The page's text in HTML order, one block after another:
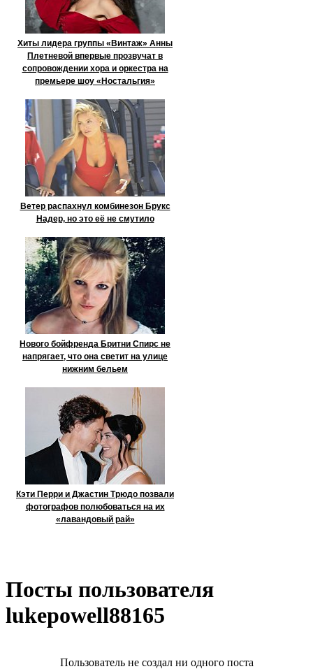
Хиты лидера группы «Винтаж» Анны
Плетневой впервые прозвучат в
сопровождении хора и оркестра на
премьере шоу «Ностальгия»
Ветер распахнул комбинезон Брукс
Надер, но это её не смутило
Нового бойфренда Бритни Спирс не
напрягает, что она светит на улице
нижним бельем
Кэти Перри и Джастин Трюдо позвали
фотографов полюбоваться на их
«лавандовый рай»
Посты пользователя
lukepowell88165
Пользователь не создал ни одного поста